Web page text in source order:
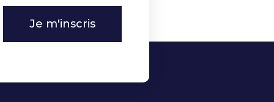
Je m'inscris